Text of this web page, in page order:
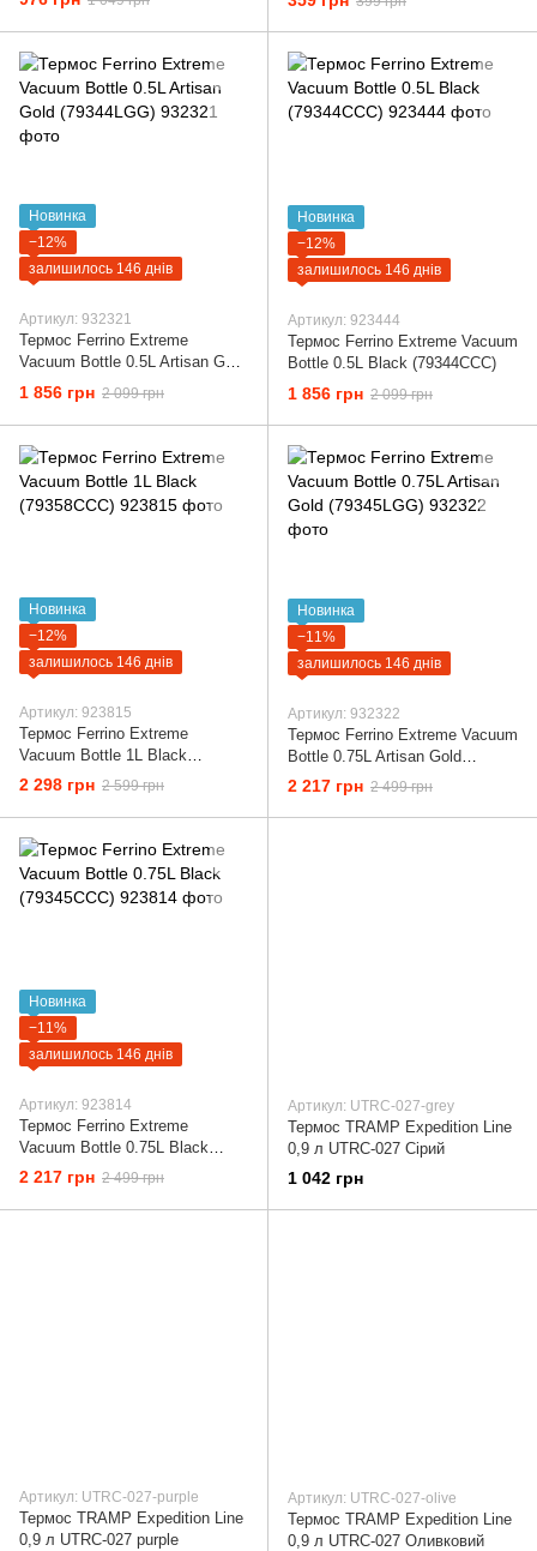
Новинка
−12%
залишилось 146 днів
Артикул: 932321
Термос Ferrino Extreme
Vacuum Bottle 0.5L Artisan Gold
(79344LGG)
1 856 грн 2 099 грн
Новинка
−12%
залишилось 146 днів
Артикул: 923444
Термос Ferrino Extreme Vacuum
Bottle 0.5L Black (79344CCC)
1 856 грн 2 099 грн
Новинка
−12%
залишилось 146 днів
Артикул: 923815
Термос Ferrino Extreme
Vacuum Bottle 1L Black
(79358CCC)
2 298 грн 2 599 грн
Новинка
−11%
залишилось 146 днів
Артикул: 932322
Термос Ferrino Extreme Vacuum
Bottle 0.75L Artisan Gold
(79345LGG)
2 217 грн 2 499 грн
Новинка
−11%
залишилось 146 днів
Артикул: 923814
Термос Ferrino Extreme
Vacuum Bottle 0.75L Black
(79345CCC)
2 217 грн 2 499 грн
Артикул: UTRC-027-grey
Термос TRAMP Expedition Line
0,9 л UTRC-027 Cірий
1 042 грн
Артикул: UTRC-027-purple
Термос TRAMP Expedition Line
0,9 л UTRC-027 purple
Артикул: UTRC-027-olive
Термос TRAMP Expedition Line
0,9 л UTRC-027 Оливковий